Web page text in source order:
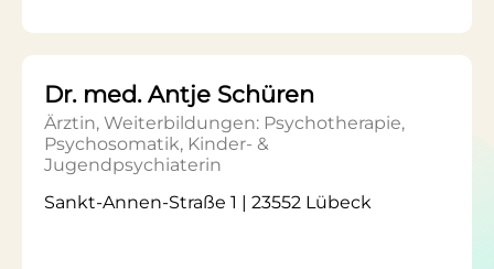
Dr. med. Antje Schüren
Ärztin, Weiterbildungen: Psychotherapie,
Psychosomatik, Kinder- &
Jugendpsychiaterin
Sankt-Annen-Straße 1 | 23552 Lübeck